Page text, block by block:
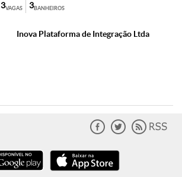
VAGAS
3 BANHEIROS
3
Inova Plataforma de Integração Ltda